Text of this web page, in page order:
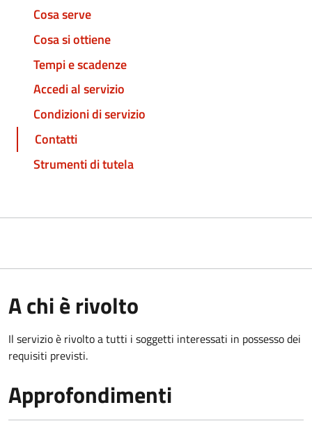
Cosa serve
Cosa si ottiene
Tempi e scadenze
Accedi al servizio
Condizioni di servizio
Contatti
Strumenti di tutela
A chi è rivolto
Il servizio è rivolto a tutti i soggetti interessati in possesso dei
requisiti previsti.
Approfondimenti